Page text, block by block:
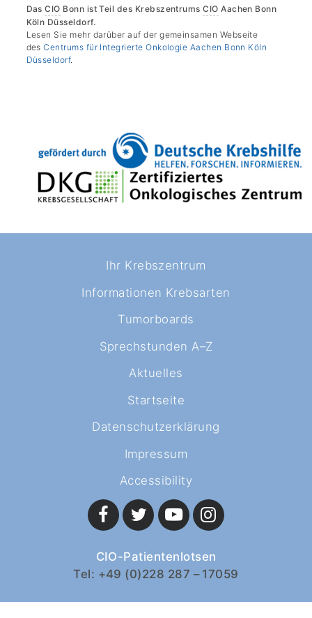
DasCIO Bonn ist Teil des KrebszentrumsCIO Aachen Bonn
Köln Düsseldorf.
Lesen Sie mehr darüber auf der gemeinsamen Webseite
desCentrums für Integrierte Onkologie Aachen Bonn Köln
Düsseldorf.
Ihr Krebszentrum
Informationen Krebsarten
Tumorboards
Sprechstunden A–Z
Aktuelles
Startseite
Datenschutzerklärung
Impressum
Accessibility
CIO-Patientenlotsen
Tel: +49 (0)228 287 – 17059